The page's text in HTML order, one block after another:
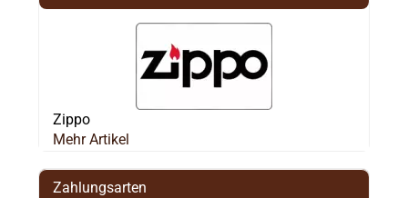
Zippo
Mehr Artikel
Zahlungsarten